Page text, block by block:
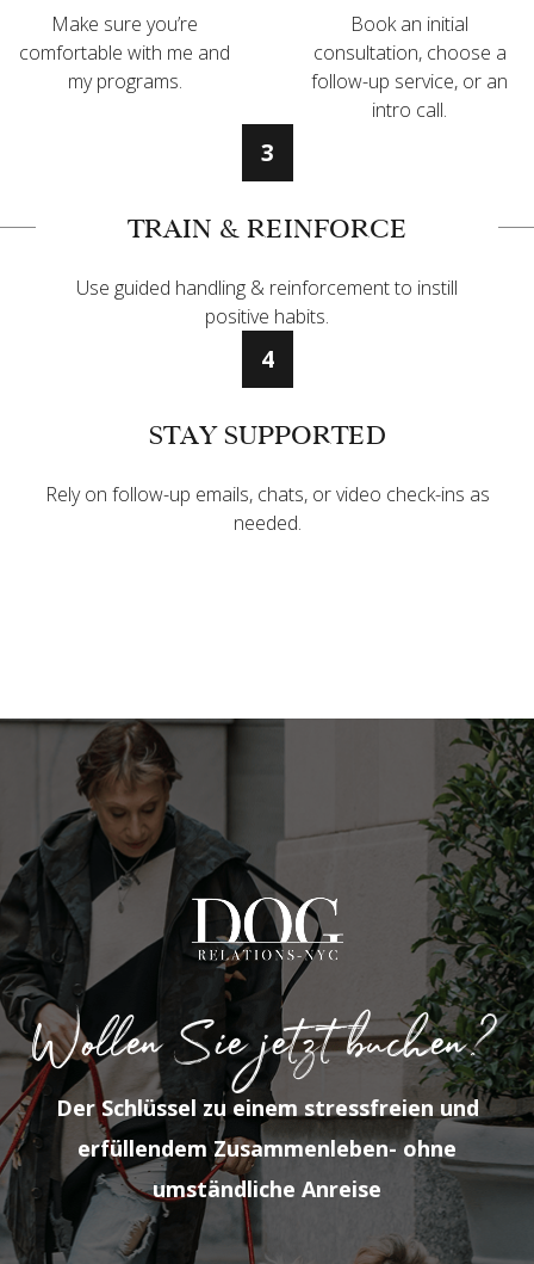
Make sure you’re
comfortable with me and
my programs.
Book an initial
consultation, choose a
follow-up service, or an
intro call.
3
TRAIN & REINFORCE
Use guided handling & reinforcement to instill
positive habits.
4
STAY SUPPORTED
Rely on follow-up emails, chats, or video check-ins as
needed.
Wollen Sie jetzt buchen?
Der Schlüssel zu einem stressfreien und
erfüllendem Zusammenleben- ohne
umständliche Anreise